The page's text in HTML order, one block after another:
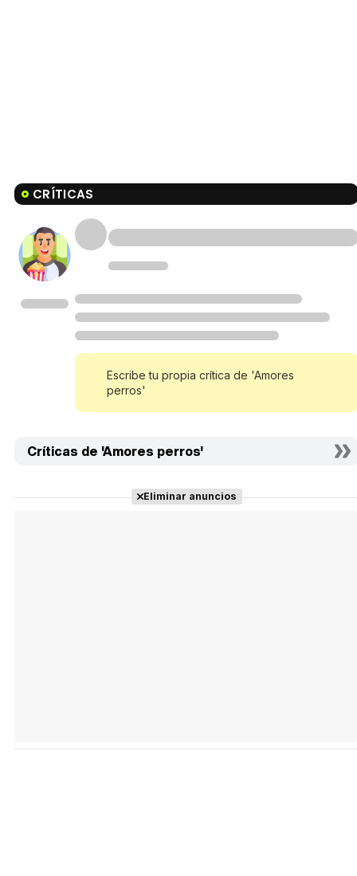
CRÍTICAS
Escribe tu propia crítica de 'Amores
perros'
Críticas de 'Amores perros'
Eliminar anuncios